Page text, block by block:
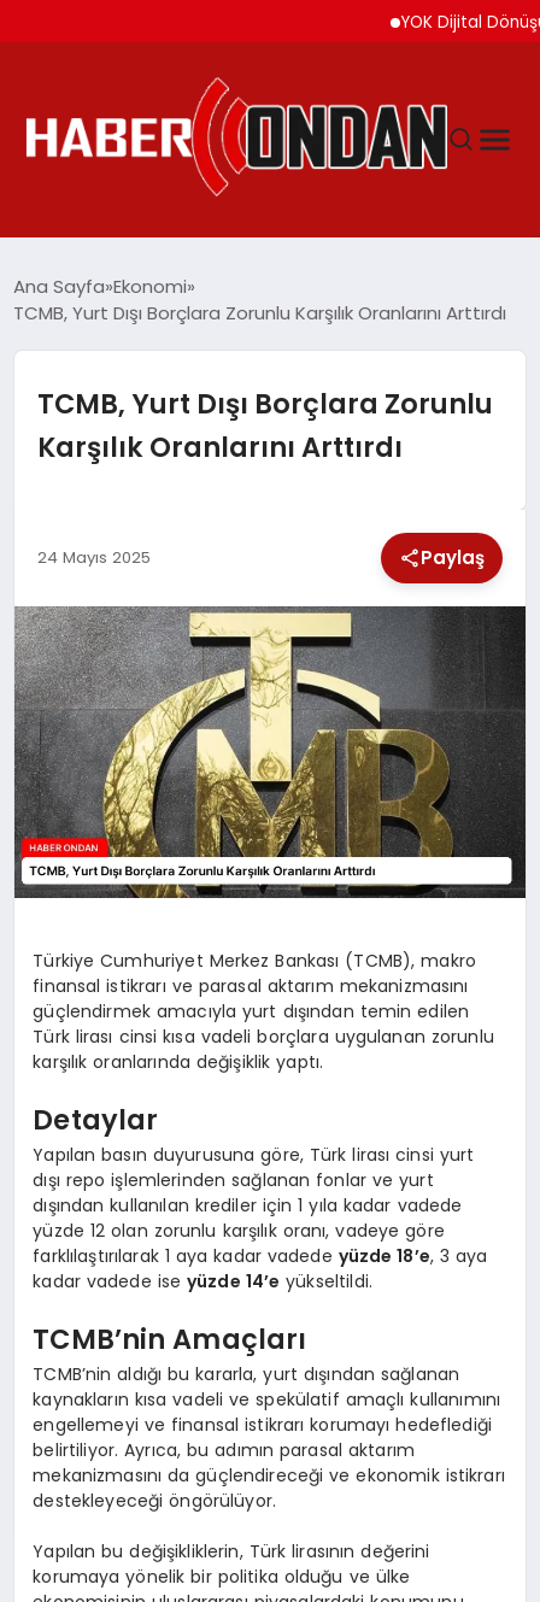
YOK Dijital Dönüşüm
DÜNYA
SPOR
TEKNOLOJI
YAŞAM
Ana Sayfa Ekonomi
TCMB, Yurt Dışı Borçlara Zorunlu Karşılık Oranlarını Arttırdı
TCMB, Yurt Dışı Borçlara Zorunlu
Karşılık Oranlarını Arttırdı
24 Mayıs 2025 Paylaş
Türkiye Cumhuriyet Merkez Bankası (TCMB), makro
finansal istikrarı ve parasal aktarım mekanizmasını
güçlendirmek amacıyla yurt dışından temin edilen
Türk lirası cinsi kısa vadeli borçlara uygulanan zorunlu
karşılık oranlarında değişiklik yaptı.
Detaylar
Yapılan basın duyurusuna göre, Türk lirası cinsi yurt
dışı repo işlemlerinden sağlanan fonlar ve yurt
dışından kullanılan krediler için 1 yıla kadar vadede
yüzde 12 olan zorunlu karşılık oranı, vadeye göre
farklılaştırılarak 1 aya kadar vadede yüzde 18’e, 3 aya
kadar vadede iseyüzde 14’e yükseltildi.
TCMB’nin Amaçları
TCMB’nin aldığı bu kararla, yurt dışından sağlanan
kaynakların kısa vadeli ve spekülatif amaçlı kullanımını
engellemeyi ve finansal istikrarı korumayı hedeflediği
belirtiliyor. Ayrıca, bu adımın parasal aktarım
mekanizmasını da güçlendireceği ve ekonomik istikrarı
destekleyeceği öngörülüyor.
Yapılan bu değişikliklerin, Türk lirasının değerini
korumaya yönelik bir politika olduğu ve ülke